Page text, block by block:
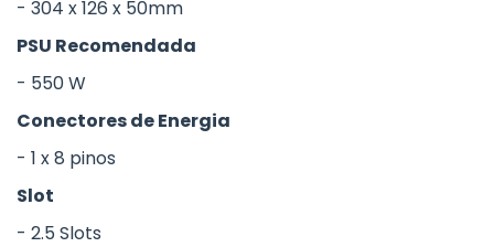
- 304 x 126 x 50mm
PSU Recomendada
- 550 W
Conectores de Energia
- 1 x 8 pinos
Slot
- 2.5 Slots